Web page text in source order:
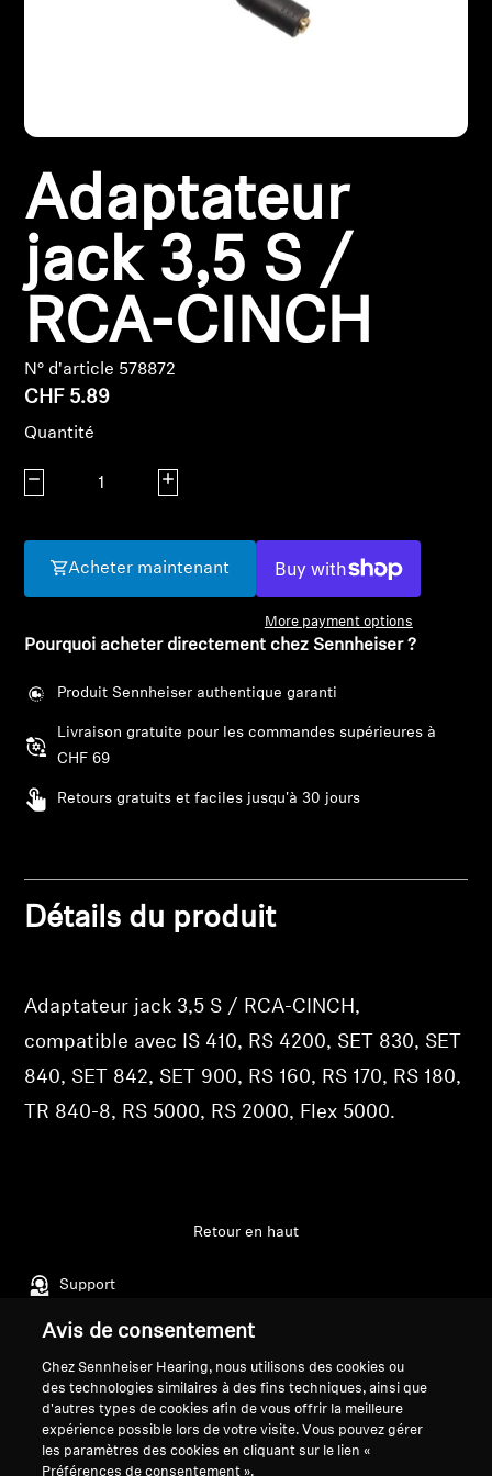
Audition par catégorie
Casques audio pour TV
Ressources audition
Barres de son et Subs AMBEO
Découvrez AMBEO
Explorer
À propos de nous
Sound Space
Adaptateur
jack 3,5 S /
RCA-CINCH
N° d'article 578872
CHF 5.89
Quantité
Diminuer la quantitéAugmenter la quantité
Acheter maintenant
More payment options
Pourquoi acheter directement chez Sennheiser ?
Produit Sennheiser authentique garanti
Livraison gratuite pour les commandes supérieures à
CHF 69
Retours gratuits et faciles jusqu'à 30 jours
Détails du produit
Adaptateur jack 3,5 S / RCA-CINCH,
compatible avec IS 410, RS 4200, SET 830, SET
840, SET 842, SET 900, RS 160, RS 170, RS 180,
TR 840-8, RS 5000, RS 2000, Flex 5000.
Support
Retour en haut
Mentions légales
Politique de confidentialité
générale
Conditions générales de vente en
Notre entreprise
À propos de nous
Carrière chez Sonova
Contacts presse
Avis de consentement
Chez Sennheiser Hearing, nous utilisons des cookies ou
des technologies similaires à des fins techniques, ainsi que
d'autres types de cookies afin de vous offrir la meilleure
expérience possible lors de votre visite. Vous pouvez gérer
les paramètres des cookies en cliquant sur le lien «
Préférences de consentement ».
Connectez-vous à votre compte pour ajouter